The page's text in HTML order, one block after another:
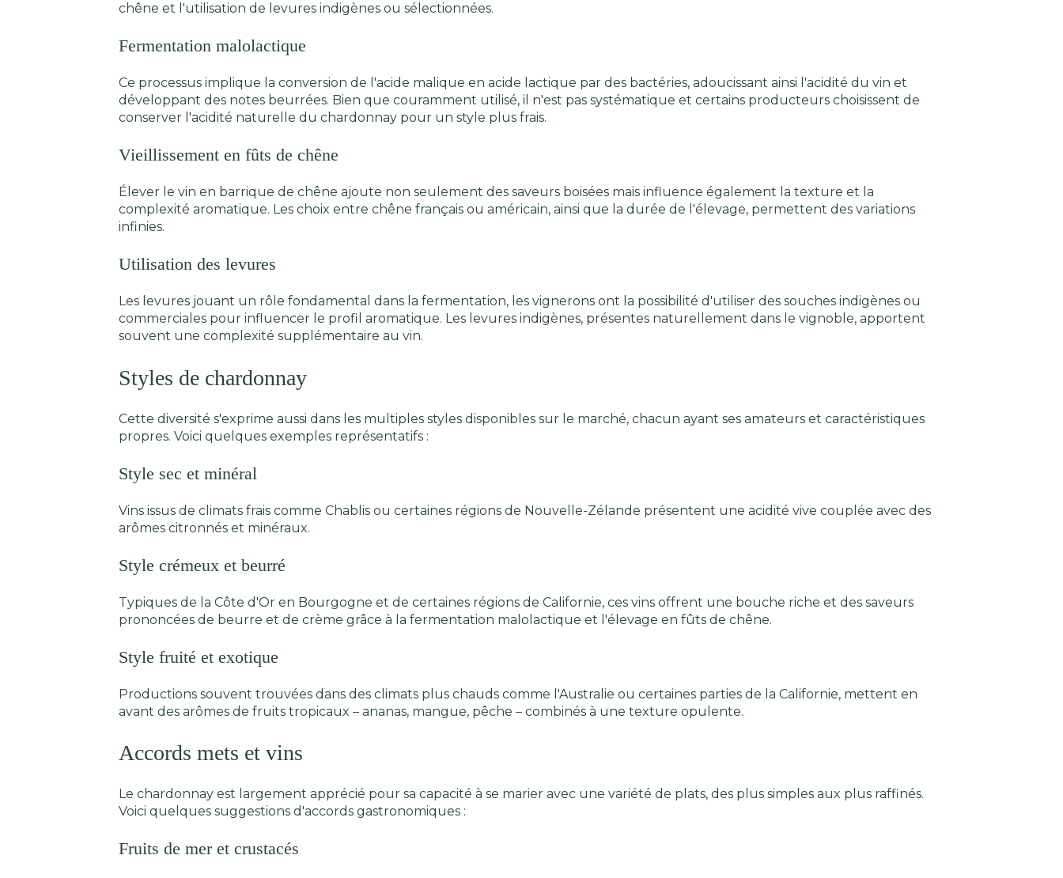
chêne et l'utilisation de levures indigènes ou sélectionnées.
Fermentation malolactique
Ce processus implique la conversion de l'acide malique en acide lactique par des bactéries, adoucissant ainsi l'acidité du vin et
développant des notes beurrées. Bien que couramment utilisé, il n'est pas systématique et certains producteurs choisissent de
conserver l'acidité naturelle du chardonnay pour un style plus frais.
Vieillissement en fûts de chêne
Élever le vin en barrique de chêne ajoute non seulement des saveurs boisées mais influence également la texture et la
complexité aromatique. Les choix entre chêne français ou américain, ainsi que la durée de l'élevage, permettent des variations
infinies.
Utilisation des levures
Les levures jouant un rôle fondamental dans la fermentation, les vignerons ont la possibilité d'utiliser des souches indigènes ou
commerciales pour influencer le profil aromatique. Les levures indigènes, présentes naturellement dans le vignoble, apportent
souvent une complexité supplémentaire au vin.
Styles de chardonnay
Cette diversité s'exprime aussi dans les multiples styles disponibles sur le marché, chacun ayant ses amateurs et caractéristiques
propres. Voici quelques exemples représentatifs :
Style sec et minéral
Vins issus de climats frais comme Chablis ou certaines régions de Nouvelle-Zélande présentent une acidité vive couplée avec des
arômes citronnés et minéraux.
Style crémeux et beurré
Typiques de la Côte d'Or en Bourgogne et de certaines régions de Californie, ces vins offrent une bouche riche et des saveurs
prononcées de beurre et de crème grâce à la fermentation malolactique et l'élevage en fûts de chêne.
Style fruité et exotique
Productions souvent trouvées dans des climats plus chauds comme l'Australie ou certaines parties de la Californie, mettent en
avant des arômes de fruits tropicaux – ananas, mangue, pêche – combinés à une texture opulente.
Accords mets et vins
Le chardonnay est largement apprécié pour sa capacité à se marier avec une variété de plats, des plus simples aux plus raffinés.
Voici quelques suggestions d'accords gastronomiques :
Fruits de mer et crustacés